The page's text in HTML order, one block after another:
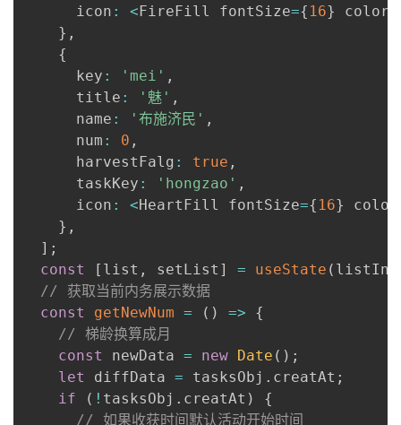
      icon
: < FireFill fontSize={ 16} color
} ,
{
      key
: 'mei' ,
      title
: '魅' ,
      name
: '布施济民' ,
      num
: 0 ,
      harvestFalg
: true ,
      taskKey
: 'hongzao' ,
      icon
: <HeartFill fontSize={ 16} color
} ,
] ;
const
[ list , setList ] = useState (
// 获取当前内务展示数据
const
getNewNum = ( ) =>
{
// 梯龄换算成月
const
newData = new Date ( ) ;
let
diffData = tasksObj . creatAt ;
if
( ! tasksObj . creatAt )
{
// 如果收获时间默认活动开始时间